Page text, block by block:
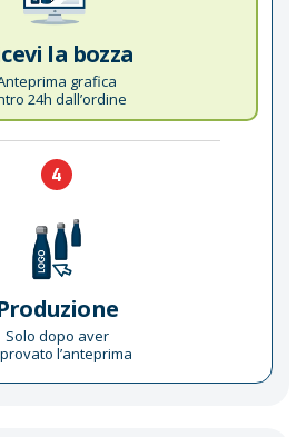
la bozza
grafica
24h dall’ordine
4
Solo dopo aver
l’anteprima